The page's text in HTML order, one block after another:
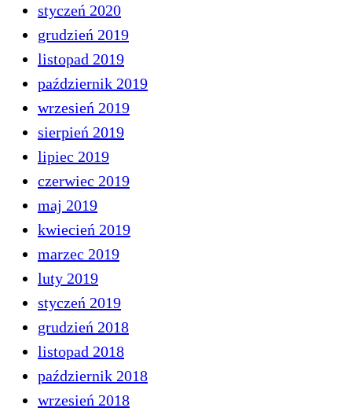
styczeń 2020
grudzień 2019
listopad 2019
październik 2019
wrzesień 2019
sierpień 2019
lipiec 2019
czerwiec 2019
maj 2019
kwiecień 2019
marzec 2019
luty 2019
styczeń 2019
grudzień 2018
listopad 2018
październik 2018
wrzesień 2018